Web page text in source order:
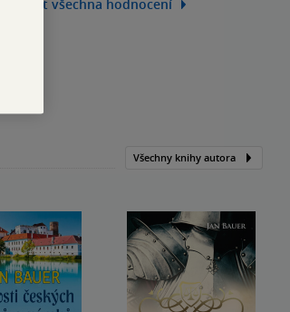
Zobrazit všechna hodnocení
Všechny knihy autora